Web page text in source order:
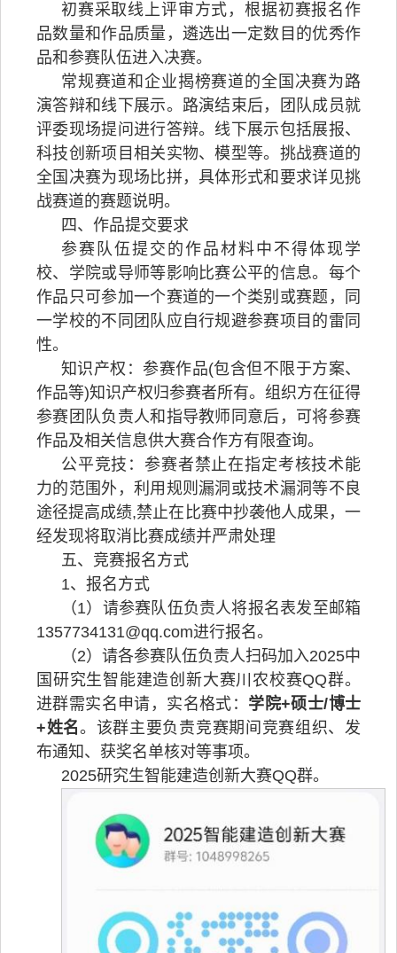
初赛采取线上评审方式，根据初赛报名作
品数量和作品质量，遴选出一定数目的优秀作
品和参赛队伍进入决赛。
常规赛道和企业揭榜赛道的全国决赛为路
演答辩和线下展示。路演结束后，团队成员就
评委现场提问进行答辩。线下展示包括展报、
科技创新项目相关实物、模型等。挑战赛道的
全国决赛为现场比拼，具体形式和要求详见挑
战赛道的赛题说明。
四、作品提交要求
参赛队伍提交的作品材料中不得体现学
校、学院或导师等影响比赛公平的信息。每个
作品只可参加一个赛道的一个类别或赛题，同
一学校的不同团队应自行规避参赛项目的雷同
性。
知识产权：参赛作品(包含但不限于方案、
作品等)知识产权归参赛者所有。组织方在征得
参赛团队负责人和指导教师同意后，可将参赛
作品及相关信息供大赛合作方有限查询。
公平竞技：参赛者禁止在指定考核技术能
力的范围外，利用规则漏洞或技术漏洞等不良
途径提高成绩,禁止在比赛中抄袭他人成果，一
经发现将取消比赛成绩并严肃处理
五、竞赛报名方式
1、报名方式
（1）请参赛队伍负责人将报名表发至邮箱
1357734131@qq.com进行报名。
（2）请各参赛队伍负责人扫码加入2025中
国研究生智能建造创新大赛川农校赛QQ群。
进群需实名申请，实名格式： 学院+硕士/博士
+姓名。该群主要负责竞赛期间竞赛组织、发
布通知、获奖名单核对等事项。
2025研究生智能建造创新大赛QQ群。